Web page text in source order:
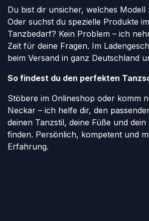
Du bist dir unsicher, welches Modell
Oder suchst du spezielle Produkte
Tanzbedarf? Kein Problem – ich
Zeit für deine Fragen. Im
beim Versand in ganz Deutschland
So findest du den perfekten
Stöbere im Onlineshop oder komm
Neckar – ich helfe dir, den
deinen Tanzstil, deine Füße und
finden. Persönlich, kompetent und
Erfahrung.